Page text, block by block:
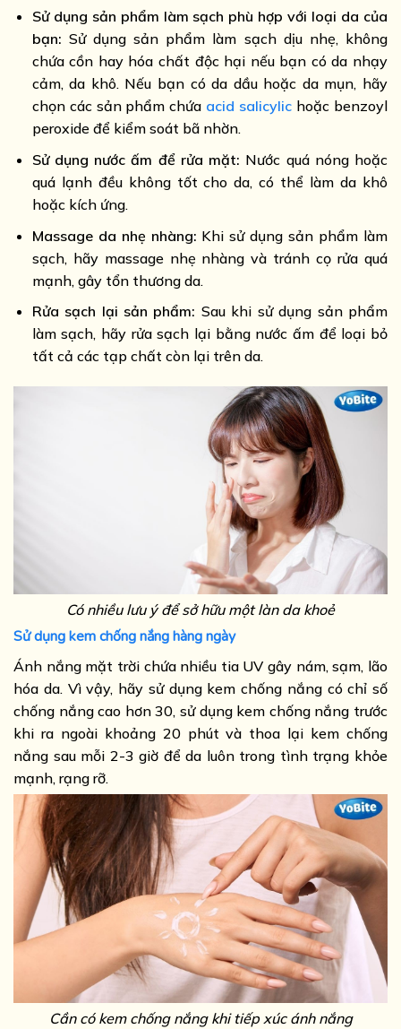
Sử dụng sản phẩm làm sạch phù hợp với loại da của
bạn: Sử dụng sản phẩm làm sạch dịu nhẹ, không
chứa cồn hay hóa chất độc hại nếu bạn có da nhạy
cảm, da khô. Nếu bạn có da dầu hoặc da mụn, hãy
chọn các sản phẩm chứa acid salicylic hoặc benzoyl
peroxide để kiểm soát bã nhờn.
Sử dụng nước ấm để rửa mặt: Nước quá nóng hoặc
quá lạnh đều không tốt cho da, có thể làm da khô
hoặc kích ứng.
Massage da nhẹ nhàng: Khi sử dụng sản phẩm làm
sạch, hãy massage nhẹ nhàng và tránh cọ rửa quá
mạnh, gây tổn thương da.
Rửa sạch lại sản phẩm: Sau khi sử dụng sản phẩm
làm sạch, hãy rửa sạch lại bằng nước ấm để loại bỏ
tất cả các tạp chất còn lại trên da.
Có nhiều lưu ý để sở hữu một làn da khoẻ
Sử dụng kem chống nắng hàng ngày
Ánh nắng mặt trời chứa nhiều tia UV gây nám, sạm, lão
hóa da. Vì vậy, hãy sử dụng kem chống nắng có chỉ số
chống nắng cao hơn 30, sử dụng kem chống nắng trước
khi ra ngoài khoảng 20 phút và thoa lại kem chống
nắng sau mỗi 2-3 giờ để da luôn trong tình trạng khỏe
mạnh, rạng rỡ.
Cần có kem chống nắng khi tiếp xúc ánh nắng